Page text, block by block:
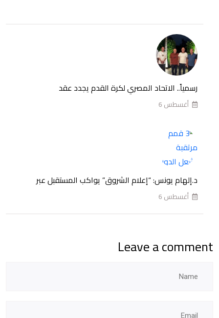
الدور
الدوري
الممتاز
رسمياً.. الاتحاد المصري لكرة القدم يجدد عقد
أغسطس 6
د.إلهام يونس: “إعلام الشروق” يواكب المستقبل عبر
أغسطس 6
Leave a comment